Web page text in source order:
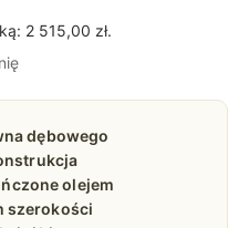
wynosi:
zł.
2 515,00 zł.
dębowego
olejem
szerokości